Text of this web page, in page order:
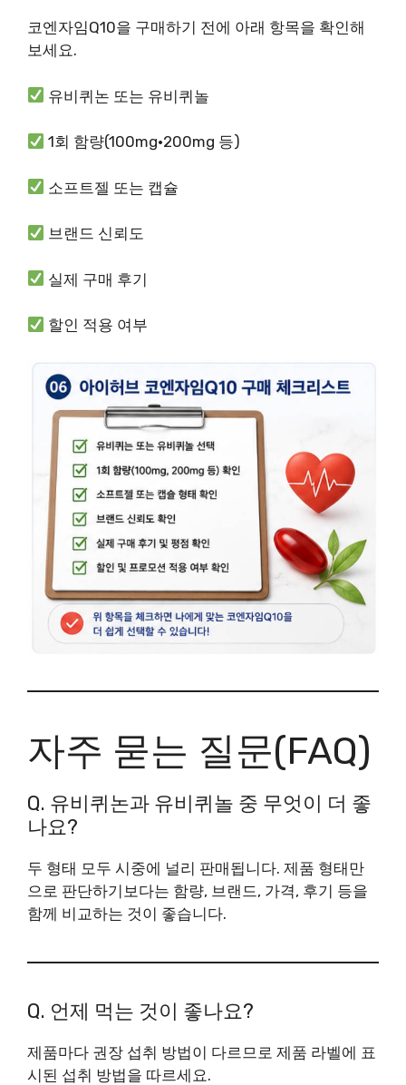
코엔자임Q10을 구매하기 전에 아래 항목을 확인해
보세요.
유비퀴논 또는 유비퀴놀
1회 함량(100mg·200mg 등)
소프트젤 또는 캡슐
브랜드 신뢰도
실제 구매 후기
할인 적용 여부
자주 묻는 질문(FAQ)
Q. 유비퀴논과 유비퀴놀 중 무엇이 더 좋
나요?
두 형태 모두 시중에 널리 판매됩니다. 제품 형태만
으로 판단하기보다는 함량, 브랜드, 가격, 후기 등을
함께 비교하는 것이 좋습니다.
Q. 언제 먹는 것이 좋나요?
제품마다 권장 섭취 방법이 다르므로 제품 라벨에 표
시된 섭취 방법을 따르세요.